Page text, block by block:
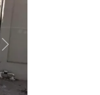
Avançar